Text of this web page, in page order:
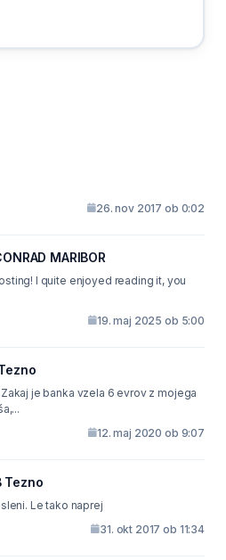
26. nov 2017 ob 0:02
MARIBOR
I quite enjoyed reading it, you
19. maj 2025 ob 5:00
je banka vzela 6 evrov z mojega
12. maj 2020 ob 9:07
Tezno
Le tako naprej
31. okt 2017 ob 11:34